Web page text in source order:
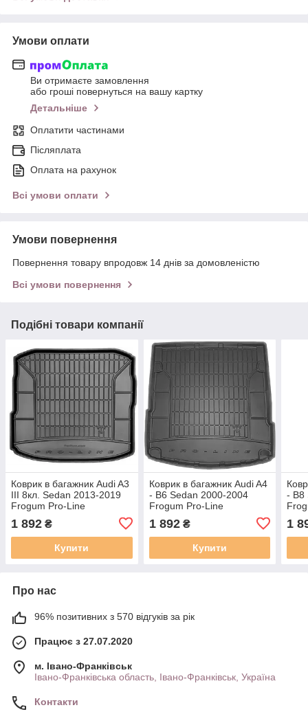
Умови оплати
Ви отримаєте замовлення
або гроші повернуться на вашу картку
Детальніше
Оплатити частинами
Післяплата
Оплата на рахунок
Всі умови оплати
Умови повернення
Повернення товару впродовж 14 днів за домовленістю
Всі умови повернення
Подібні товари компанії
Коврик в багажник Audi A3
III 8кл. Sedan 2013-2019
Frogum Pro-Line
1 892 ₴
Купити
Коврик в багажник Audi A4
- B6 Sedan 2000-2004
Frogum Pro-Line
1 892₴
Купити
- B8
1
Про нас
96% позитивних з 570 відгуків за рік
Працює з 27.07.2020
м. Івано-Франківськ
Івано-Франківська область, Івано-Франківськ, Україна
Контакти